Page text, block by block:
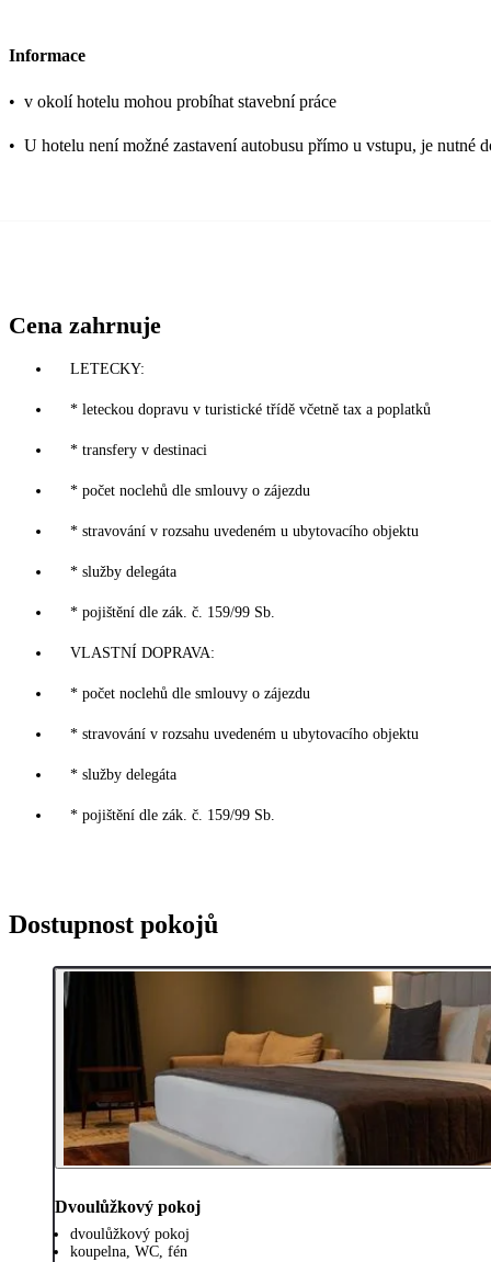
Informace
• v okolí hotelu mohou probíhat stavební práce
• U hotelu není možné zastavení autobusu přímo u vstupu, je nutné
Cena zahrnuje
LETECKY:
* leteckou dopravu v turistické třídě včetně tax a poplatků
* transfery v destinaci
* počet noclehů dle smlouvy o zájezdu
* stravování v rozsahu uvedeném u ubytovacího objektu
* služby delegáta
* pojištění dle zák. č. 159/99 Sb.
VLASTNÍ DOPRAVA:
* počet noclehů dle smlouvy o zájezdu
* stravování v rozsahu uvedeném u ubytovacího objektu
* služby delegáta
* pojištění dle zák. č. 159/99 Sb.
Dostupnost pokojů
Dvoulůžkový pokoj
dvoulůžkový pokoj
koupelna, WC, fén